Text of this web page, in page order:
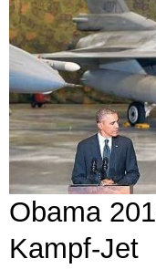
Obama
Kampf-Jet